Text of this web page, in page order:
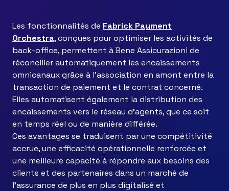
Les fonctionnalités de Fabrick Payment
Orchestra, conçues pour optimiser les activités de
back-office, permettent à Bene Assicurazioni de
réconcilier automatiquement les encaissements
omnicanaux grâce à l’association en amont entre la
transaction de paiement et le contrat concerné.
Elles automatisent également la distribution des
encaissements vers le réseau d’agents, que ce soit
en temps réel ou de manière différée.
Ces avantages se traduisent par une compétitivité
accrue, une efficacité opérationnelle renforcée et
une meilleure capacité à répondre aux besoins des
clients et des partenaires dans un marché de
l’assurance de plus en plus digitalisé et